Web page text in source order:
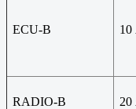
ECU-B 10
RADIO-B 20